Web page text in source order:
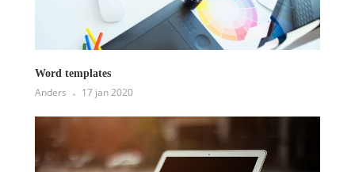
Word templates
Anders 17 jan 2020